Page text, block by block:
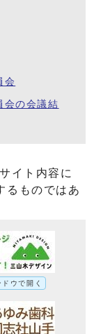
会
会の会議結
イト内容に
るものではあ
ウで開く